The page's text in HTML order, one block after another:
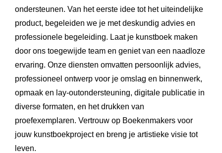
ondersteunen. Van het eerste idee tot het uiteindelijke
product, begeleiden we je met deskundig advies en
professionele begeleiding. Laat je kunstboek maken
door ons toegewijde team en geniet van een naadloze
ervaring. Onze diensten omvatten persoonlijk advies,
professioneel ontwerp voor je omslag en binnenwerk,
opmaak en lay-outondersteuning, digitale publicatie in
diverse formaten, en het drukken van
proefexemplaren. Vertrouw op Boekenmakers voor
jouw kunstboekproject en breng je artistieke visie tot
leven.